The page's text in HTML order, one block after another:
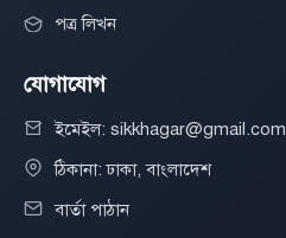
পত্র লিখন
যোগাযোগ
ইমেইল: sikkhagar@gmail.com
ঠিকানা: ঢাকা, বাংলাদেশ
বার্তা পাঠান